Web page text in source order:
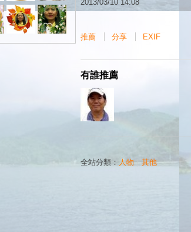
2013/03/10 14:08
推薦 分享 EXIF
有誰推薦
全站分類： 人物｜其他